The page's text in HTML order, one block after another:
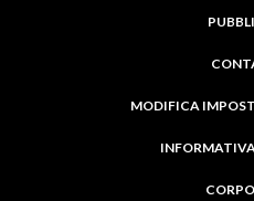
MODIFICA